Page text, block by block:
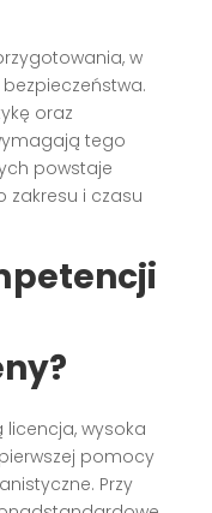
w
oraz
tego
powstaje
zakresu i czasu
wysoka
pomocy
Przy